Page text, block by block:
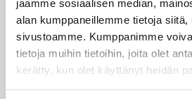
jaamme sosiaalisen median,
alan kumppaneillemme tietoja
sivustoamme. Kumppanimme
tietoja muihin tietoihin, joita olet
kerätty, kun olet käyttänyt heidän